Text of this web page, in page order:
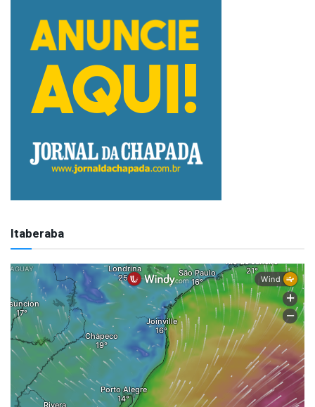
Itaberaba